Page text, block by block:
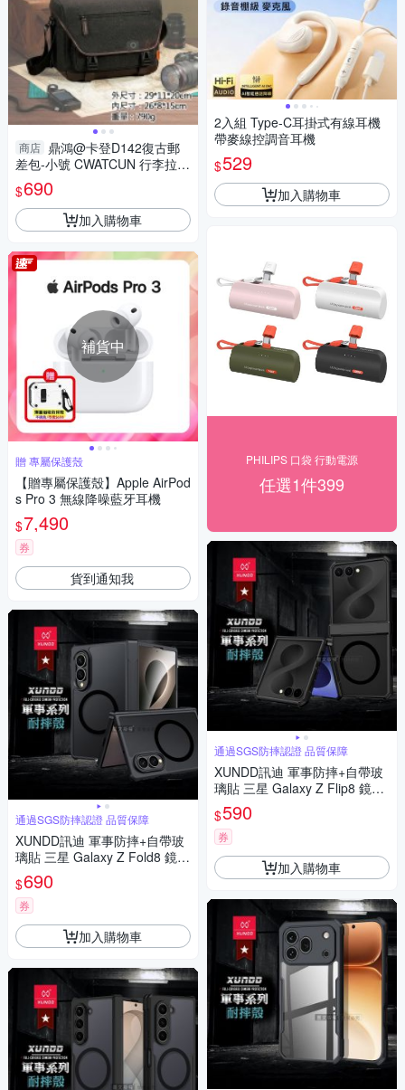
商店 鼎鴻@卡登D142復古郵
差包-小號 CWATCUN 行李拉桿
包 相機側背包 斜背相機包 單眼
相機包 單肩包
$690
加入購物車
補貨中
贈 專屬保護殼
【贈專屬保護殼】Apple AirPod
s Pro 3 無線降噪藍牙耳機
$7,490
券
貨到通知我
通過SGS防摔認證 品質保障
XUNDD訊迪 軍事防摔+自帶玻
璃貼 三星 Galaxy Z Fold8 鏡頭
全包覆 摺疊磁吸手機殼(夜幕
黑)
$690
券
加入購物車
2入組 Type-C耳掛式有線耳機
帶麥線控調音耳機
$529
加入購物車
PHILIPS 口袋 行動電源
任選1件399
通過SGS防摔認證 品質保障
XUNDD訊迪 軍事防摔+自帶玻
璃貼 三星 Galaxy Z Flip8 鏡頭
全包覆 摺疊磁吸手機殼(夜幕黑
$590
券
加入購物車